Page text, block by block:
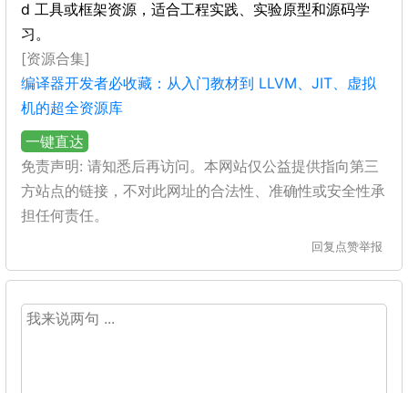
d 工具或框架资源，适合工程实践、实验原型和源码学
习。
[资源合集]
编译器开发者必收藏：从入门教材到 LLVM、JIT、虚拟
机的超全资源库
一键直达
免责声明: 请知悉后再访问。本网站仅公益提供指向第三
方站点的链接，不对此网址的合法性、准确性或安全性承
担任何责任。
回复 点赞举报